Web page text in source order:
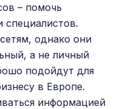
– помочь
специалистов.
однако они
а не личный
подойдут для
в Европе.
информацией